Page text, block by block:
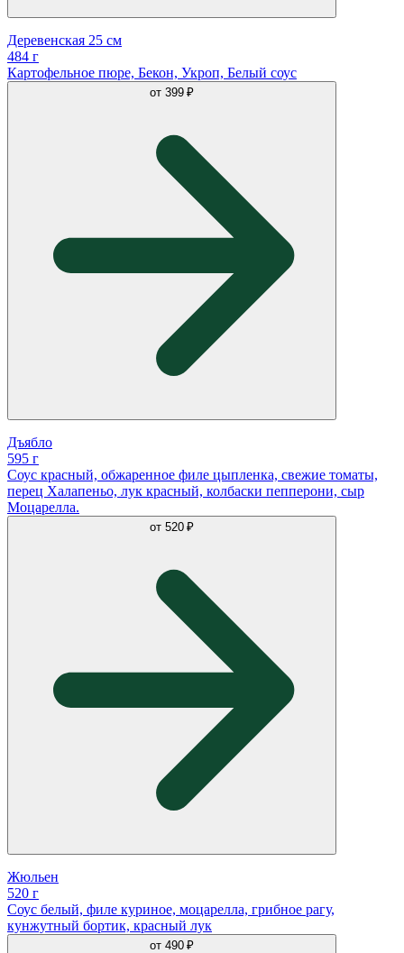
Деревенская 25 см
484 г
Картофельное пюре, Бекон, Укроп, Белый соус
от 399 ₽
Дъябло
595 г
Соус красный, обжаренное филе цыпленка, свежие томаты,
перец Халапеньо, лук красный, колбаски пепперони, сыр
Моцарелла.
от 520 ₽
Жюльен
520 г
Соус белый, филе куриное, моцарелла, грибное рагу,
кунжутный бортик, красный лук
от 490 ₽